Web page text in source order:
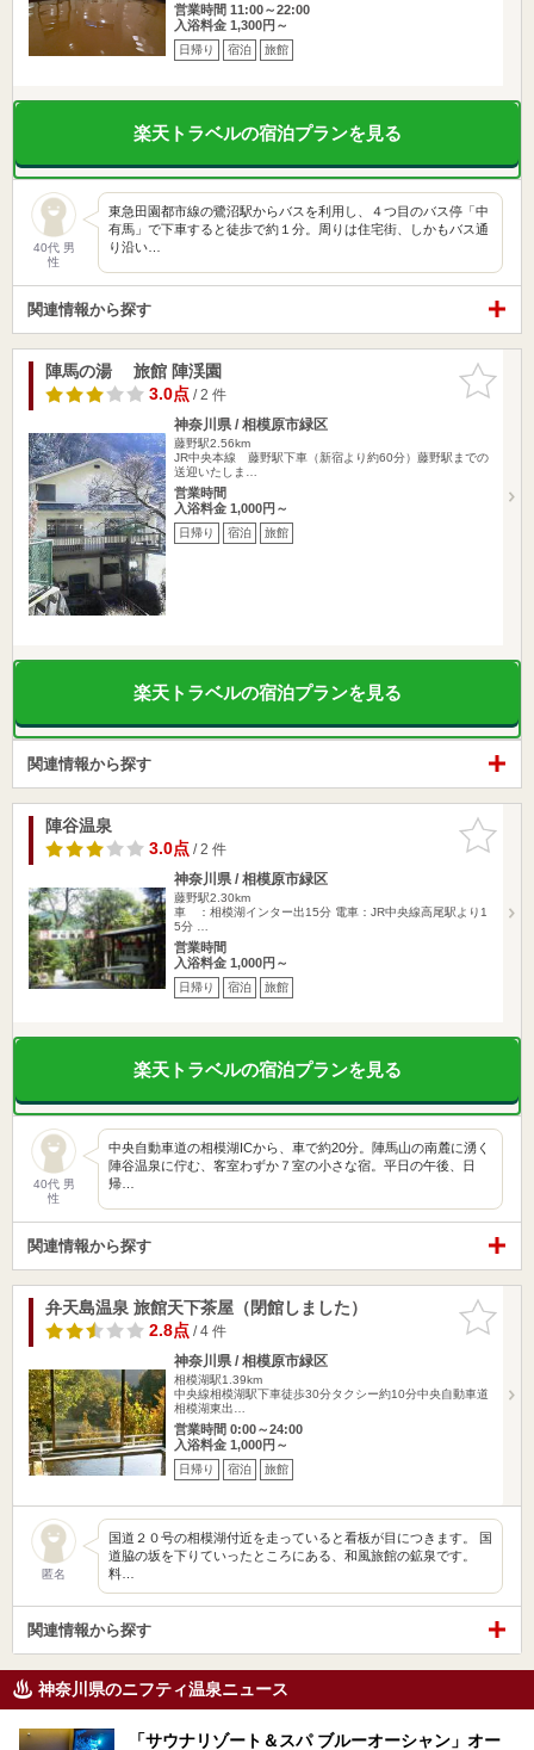
営業時間 11:00～22:00
入浴料金 1,300円～
日帰り 宿泊 旅館
楽天トラベルの宿泊プランを見る
40代 男
性
東急田園都市線の鷺沼駅からバスを利用し、４つ目のバス停「中
有馬」で下車すると徒歩で約１分。周りは住宅街、しかもバス通
り沿い…
関連情報から探す
お気に入
りに追加
陣馬の湯 旅館 陣渓園
3.0点/ 2 件
神奈川県 / 相模原市緑区
藤野駅2.56km
JR中央本線 藤野駅下車（新宿より約60分）藤野駅までの
送迎いたしま…
営業時間
入浴料金 1,000円～
日帰り 宿泊 旅館
楽天トラベルの宿泊プランを見る
関連情報から探す
お気に入
りに追加
陣谷温泉
3.0点/ 2 件
神奈川県 / 相模原市緑区
藤野駅2.30km
車 ：相模湖インター出15分 電車：JR中央線高尾駅より1
5分 …
営業時間
入浴料金 1,000円～
日帰り 宿泊 旅館
楽天トラベルの宿泊プランを見る
40代 男
性
中央自動車道の相模湖ICから、車で約20分。陣馬山の南麓に湧く
陣谷温泉に佇む、客室わずか７室の小さな宿。平日の午後、日
帰…
関連情報から探す
お気に入
りに追加
弁天島温泉 旅館天下茶屋（閉館しました）
2.8点/ 4 件
神奈川県 / 相模原市緑区
相模湖駅1.39km
中央線相模湖駅下車徒歩30分タクシー約10分中央自動車道
相模湖東出…
営業時間 0:00～24:00
入浴料金 1,000円～
日帰り 宿泊 旅館
匿名
国道２０号の相模湖付近を走っていると看板が目につきます。 国
道脇の坂を下りていったところにある、和風旅館の鉱泉です。
料…
関連情報から探す
神奈川県のニフティ温泉ニュース
「サウナリゾート＆スパ ブルーオーシャン」オー